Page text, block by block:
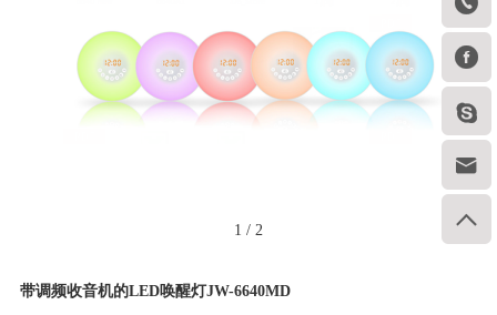




1 / 2
带调频收音机的LED唤醒灯JW-6640MD